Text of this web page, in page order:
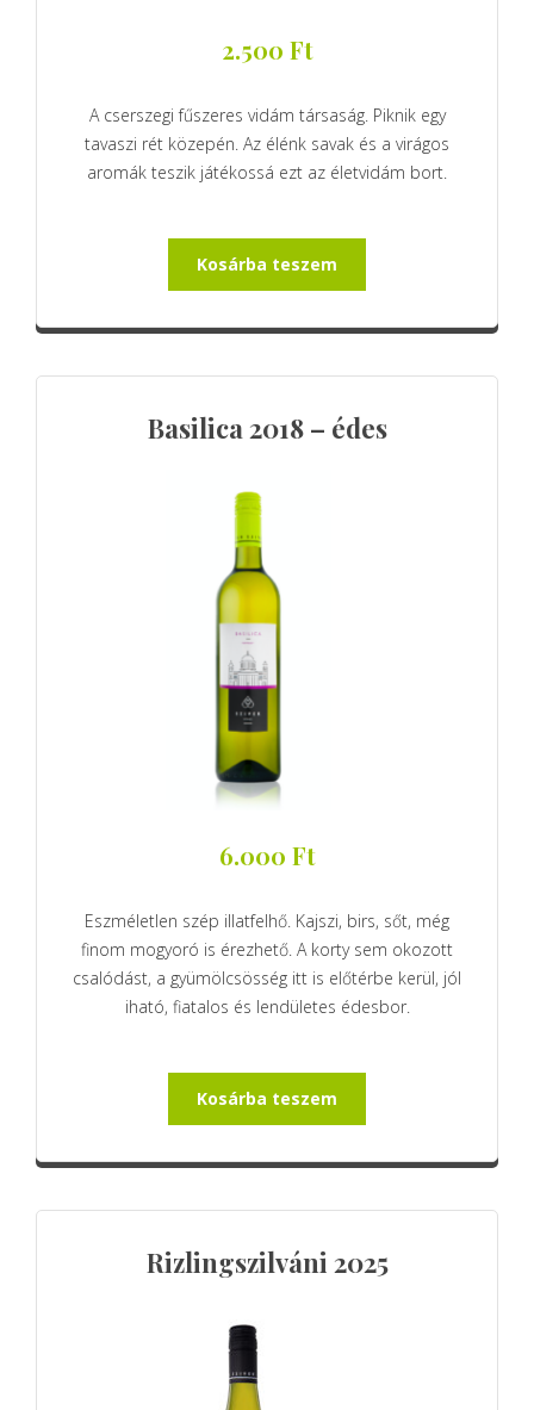
2.500 Ft
A cserszegi fűszeres vidám társaság. Piknik egy
tavaszi rét közepén. Az élénk savak és a virágos
aromák teszik játékossá ezt az életvidám bort.
Kosárba teszem
Basilica 2018 – édes
6.000 Ft
Eszméletlen szép illatfelhő. Kajszi, birs, sőt, még
finom mogyoró is érezhető. A korty sem okozott
csalódást, a gyümölcsösség itt is előtérbe kerül, jól
iható, fiatalos és lendületes édesbor.
Kosárba teszem
Rizlingszilváni 2025